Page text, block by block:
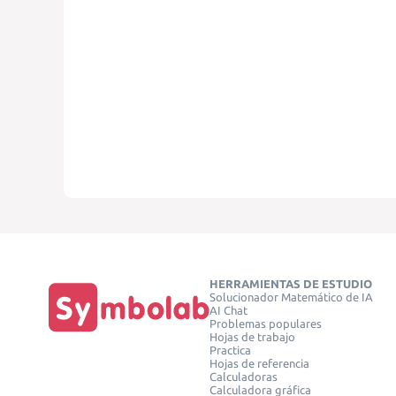
HERRAMIENTAS DE ESTUDIO
Solucionador Matemático de IA
AI Chat
Problemas populares
Hojas de trabajo
Practica
Hojas de referencia
Calculadoras
Calculadora gráfica